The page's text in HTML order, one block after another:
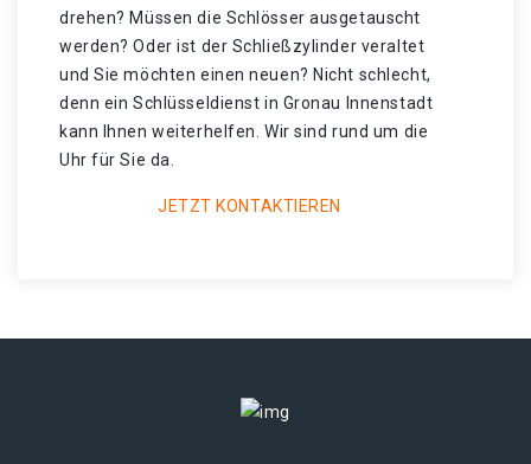
drehen? Müssen die Schlösser ausgetauscht
werden? Oder ist der Schließzylinder veraltet
und Sie möchten einen neuen? Nicht schlecht,
denn ein Schlüsseldienst in Gronau Innenstadt
kann Ihnen weiterhelfen. Wir sind rund um die
Uhr für Sie da.
JETZT KONTAKTIEREN